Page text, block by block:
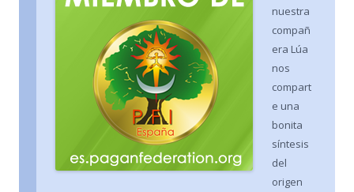
nuestra
compañ
era Lúa
nos
compart
e una
bonita
síntesis
del
origen